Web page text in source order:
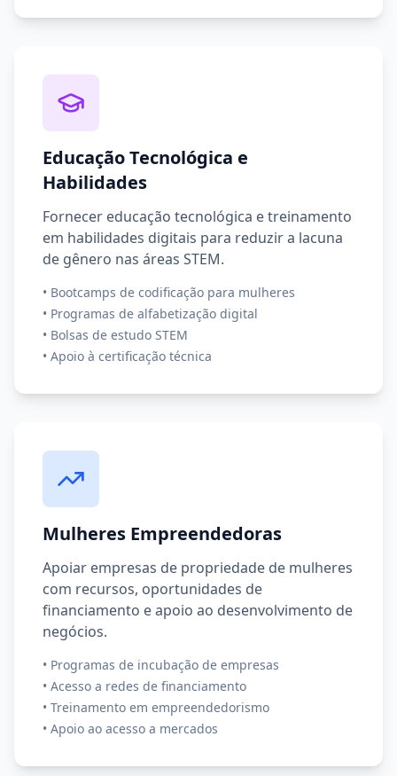
Educação Tecnológica e
Habilidades
Fornecer educação tecnológica e treinamento
em habilidades digitais para reduzir a lacuna
de gênero nas áreas STEM.
• Bootcamps de codificação para mulheres
• Programas de alfabetização digital
• Bolsas de estudo STEM
• Apoio à certificação técnica
Mulheres Empreendedoras
Apoiar empresas de propriedade de mulheres
com recursos, oportunidades de
financiamento e apoio ao desenvolvimento de
negócios.
• Programas de incubação de empresas
• Acesso a redes de financiamento
• Treinamento em empreendedorismo
• Apoio ao acesso a mercados